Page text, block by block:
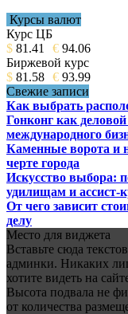
Курсы валют
Курс ЦБ
$ 81.41 € 94.06
Биржевой курс
$ 81.58 € 93.99
Свежие записи
Как выбрать
Гонконг как
международного
Каменные ворота и
черте города
Искусство выбора:
удилищам и ассист-
От чего зависит
делу
Место для виджета
Вставьте сюда
админки. Никаких
хотите видеть на
Высота подвала не
от количества